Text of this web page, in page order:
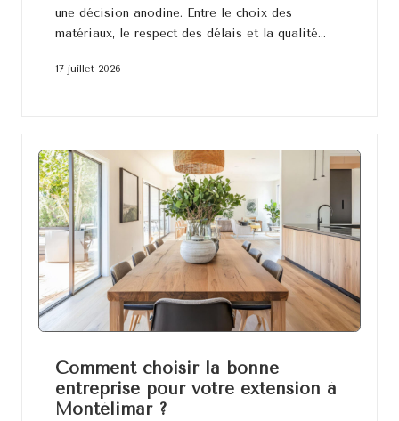
une décision anodine. Entre le choix des
matériaux, le respect des délais et la qualité…
17 juillet 2026
Comment choisir la bonne
entreprise pour votre extension à
Montélimar ?